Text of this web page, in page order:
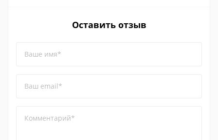
Оставить отзыв
Ваше имя*
Ваш email*
Комментарий*